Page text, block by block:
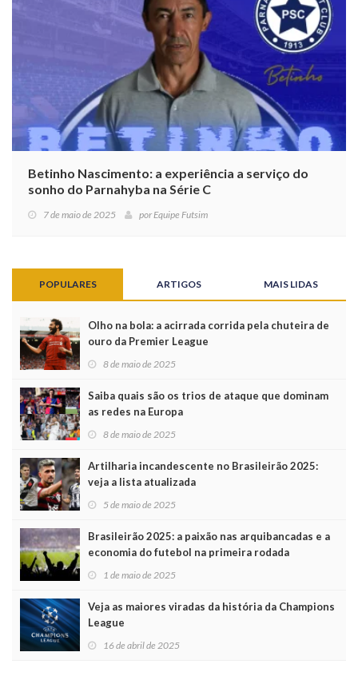
Betinho Nascimento: a experiência a serviço do
sonho do Parnahyba na Série C
7 de maio de 2025 porEquipe Futsim
POPULARES ARTIGOS MAIS LIDAS
Olho na bola: a acirrada corrida pela chuteira de
ouro da Premier League
8 de maio de 2025
Saiba quais são os trios de ataque que dominam
as redes na Europa
8 de maio de 2025
Artilharia incandescente no Brasileirão 2025:
veja a lista atualizada
5 de maio de 2025
Brasileirão 2025: a paixão nas arquibancadas e a
economia do futebol na primeira rodada
1 de maio de 2025
Veja as maiores viradas da história da Champions
League
16 de abril de 2025